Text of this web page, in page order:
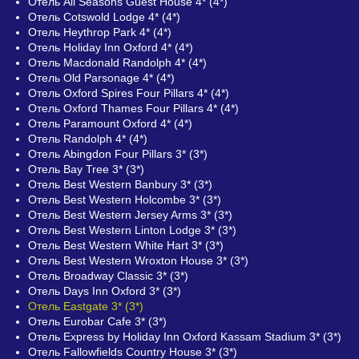
Отель Cotswold Lodge 4* (4*)
Отель Heythrop Park 4* (4*)
Отель Holiday Inn Oxford 4* (4*)
Отель Macdonald Randolph 4* (4*)
Отель Old Parsonage 4* (4*)
Отель Oxford Spires Four Pillars 4* (4*)
Отель Oxford Thames Four Pillars 4* (4*)
Отель Paramount Oxford 4* (4*)
Отель Randolph 4* (4*)
Отель Abingdon Four Pillars 3* (3*)
Отель Bay Tree 3* (3*)
Отель Best Western Banbury 3* (3*)
Отель Best Western Holcombe 3* (3*)
Отель Best Western Jersey Arms 3* (3*)
Отель Best Western Linton Lodge 3* (3*)
Отель Best Western White Hart 3* (3*)
Отель Best Western Wroxton House 3* (3*)
Отель Broadway Classic 3* (3*)
Отель Days Inn Oxford 3* (3*)
Отель Eastgate 3* (3*)
Отель Eurobar Cafe 3* (3*)
Отель Express by Holiday Inn Oxford Kassam Stadium 3* (3*)
Отель Fallowfields Country House 3* (3*)